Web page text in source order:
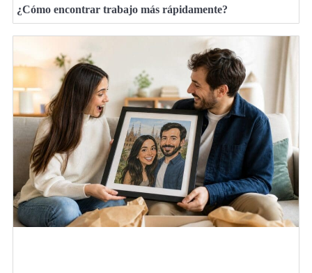
¿Cómo encontrar trabajo más rápidamente?